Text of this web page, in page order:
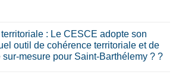
: Le CESCE adopte son
outil de cohérence territoriale et de
sur-mesure pour Saint-Barthélemy ? ?